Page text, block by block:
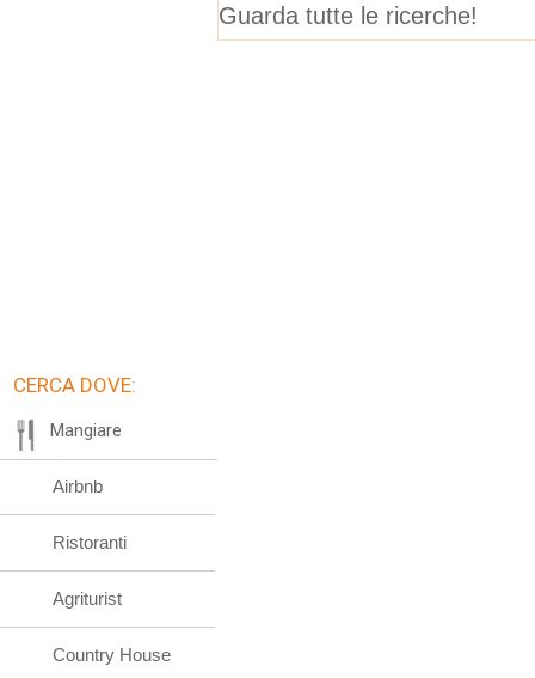
Guarda tutte le ricerche!
CERCA DOVE:
Mangiare
Airbnb
Ristoranti
Agriturist
Country House